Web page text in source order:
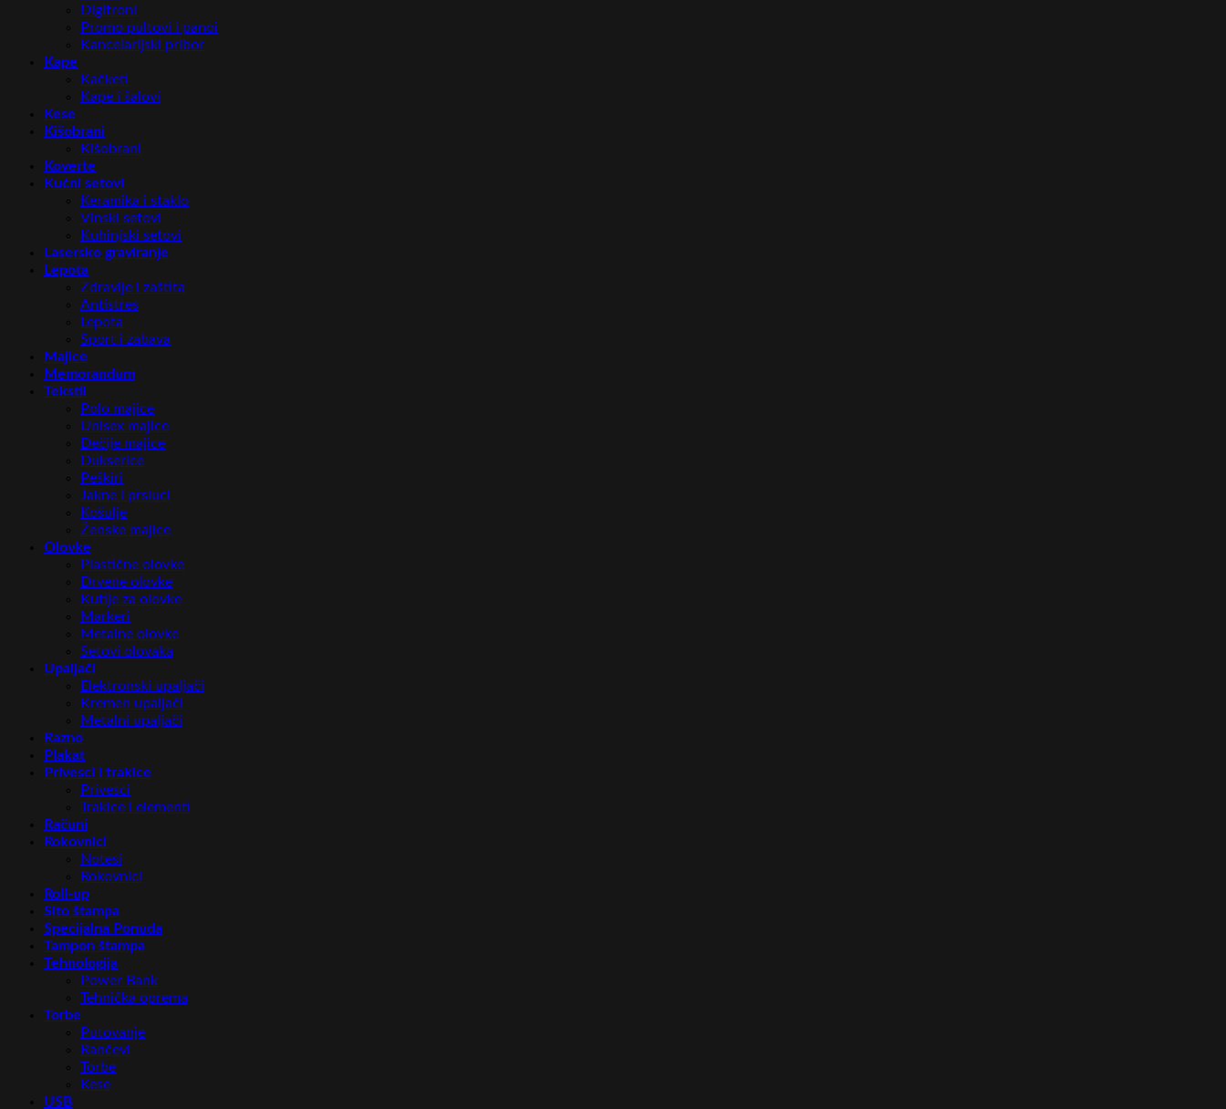
Digitroni
Promo pultovi i panoi
Kancelarijski pribor
Kape
Kačketi
Kape i šalovi
Kese
Kišobrani
Kišobrani
Koverte
Kućni setovi
Keramika i staklo
Vinski setovi
Kuhinjski setovi
Lasersko graviranje
Lepota
Zdravlje i zaštita
Antistres
Lepota
Sport i zabava
Majice
Memorandum
Tekstil
Polo majice
Unisex majice
Dečije majice
Dukserice
Peškiri
Jakne i prsluci
Košulje
Ženske majice
Olovke
Plastične olovke
Drvene olovke
Kutije za olovke
Markeri
Metalne olovke
Setovi olovaka
Upaljači
Elektronski upaljači
Kremen upaljači
Metalni upaljači
Razno
Plakat
Privesci i trakice
Privesci
Trakice i elementi
Računi
Rokovnici
Notesi
Rokovnici
Roll-up
Sito štampa
Specijalna Ponuda
Tampon štampa
Tehnologija
Power Bank
Tehnička oprema
Torbe
Putovanje
Rančevi
Torbe
Kese
USB